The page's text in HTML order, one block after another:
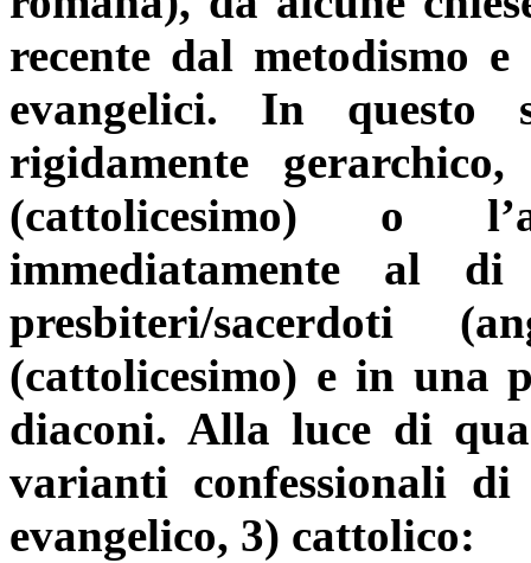
recente dal metodismo
evangelici. In
rigidamente
(cattolicesimo) o
immediatamente al
presbiteri/sacerdoti
(cattolicesimo) e in una
diaconi. Alla luce di
varianti confessionali
evangelico, 3) cattolico: